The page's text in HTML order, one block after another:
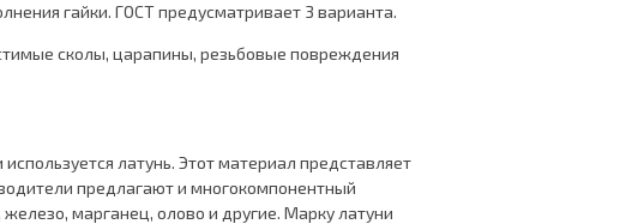
гайки. ГОСТ предусматривает 3 варианта.
сколы, царапины, резьбовые повреждения
латунь. Этот материал представляет
предлагают и многокомпонентный
марганец, олово и другие. Марку латуни